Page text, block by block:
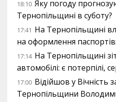
18:10 Яку погоду
Тернопільщині в суботу?
17:41 На Тернопільщині
на оформлення
17:14 На Тернопільщині
автомобілі: є потерпілі,
17:00 Відійшов у Вічність
Тернопільщини